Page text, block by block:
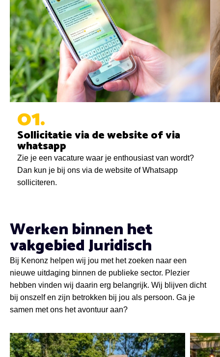
01
Sollicitatie via de website of via
whatsapp
Zie je een vacature waar je enthousiast van wordt?
Dan kun je bij ons via de website of Whatsapp
solliciteren.
Werken binnen het
vakgebied Juridisch
Bij Kenonz helpen wij jou met het zoeken naar een
nieuwe uitdaging binnen de publieke sector. Plezier
hebben vinden wij daarin erg belangrijk. Wij blijven dicht
bij onszelf en zijn betrokken bij jou als persoon. Ga je
samen met ons het avontuur aan?